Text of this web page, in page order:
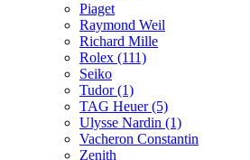
Piaget
Raymond Weil
Richard Mille
Rolex (111)
Seiko
Tudor(1)
TAG Heuer(5)
Ulysse Nardin (1)
Vacheron Constantin
Zenith